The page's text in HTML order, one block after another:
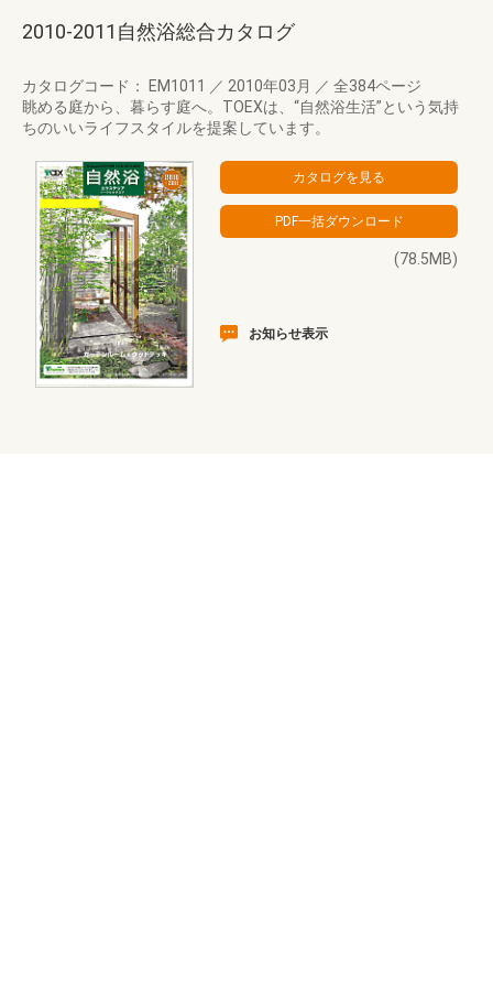
2010-2011自然浴総合カタログ
カタログコード： EM1011 ／ 2010年03月 ／ 全384ページ
眺める庭から、暮らす庭へ。TOEXは、“自然浴生活”という気持
ちのいいライフスタイルを提案しています。
(78.5MB)
お知らせ表示